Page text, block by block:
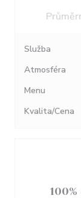
Služba
Atmosféra
Menu
Kvalita/Cena